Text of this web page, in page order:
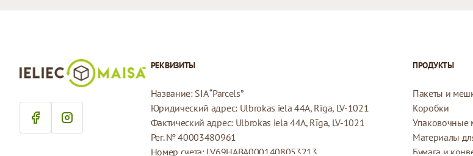
РЕКВИЗИТЫ
Название: SIA “Parcels”
Юридический адрес: Ulbrokas iela 44A, Rīga, LV-1021
Фактический адрес: Ulbrokas iela 44A, Rīga, LV-1021
Рег. № 40003480961
Номер счета: LV69HABA0001408053213
ПРОДУКТЫ
Пакеты и
Коробки
Упаковочные
Материалы
Бумага и